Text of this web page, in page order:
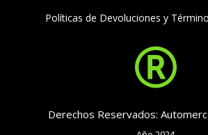
Políticas de Devoluciones y

Derechos Reservados: